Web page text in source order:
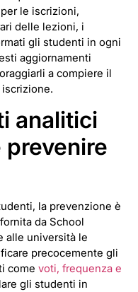
le iscrizioni,
delle lezioni, i
gli studenti in ogni
aggiornamenti
a compiere il
analitici
prevenire
la prevenzione è
da School
alle università le
precocemente gli
come voti, frequenza e
gli studenti in